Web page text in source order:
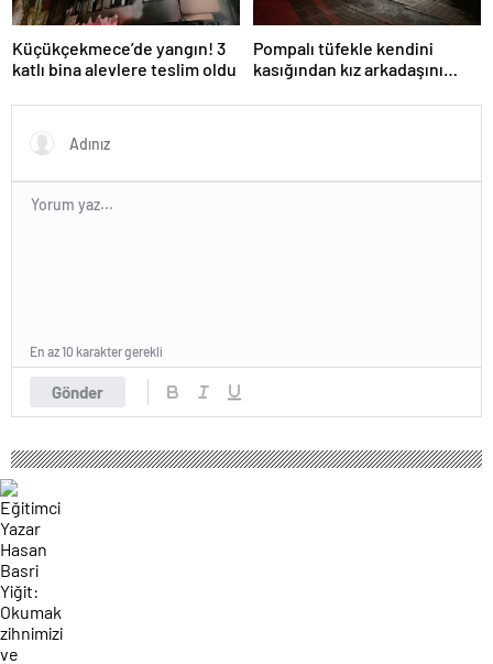
Küçükçekmece’de yangın! 3
katlı bina alevlere teslim oldu
Pompalı tüfekle kendini
kasığından kız arkadaşını
Gönder
En az 10 karakter gerekli